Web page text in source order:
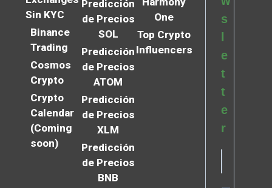
Sin KYC
Binance
Trading
Cosmos
Crypto
Crypto
Calendar
(Coming
soon)
Predicción
de Precios
SOL
Predicción
de Precios
ATOM
Predicción
de Precios
XLM
Predicción
de Precios
BNB
One
Top Crypto
Influencers
s
l
e
t
t
e
r